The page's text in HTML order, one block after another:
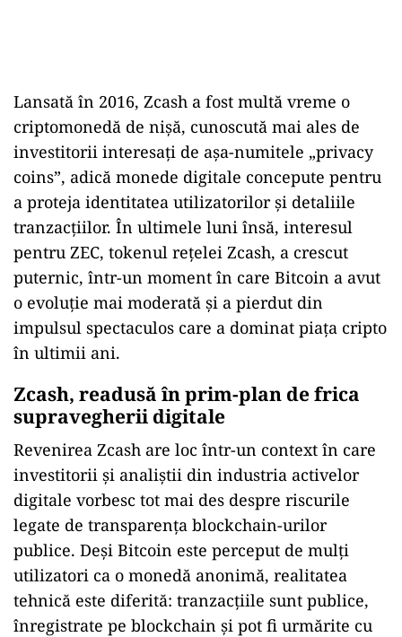
Lansată în 2016, Zcash a fost multă vreme o
criptomonedă de nișă, cunoscută mai ales de
investitorii interesați de așa-numitele „privacy
coins”, adică monede digitale concepute pentru
a proteja identitatea utilizatorilor și detaliile
tranzacțiilor. În ultimele luni însă, interesul
pentru ZEC, tokenul rețelei Zcash, a crescut
puternic, într-un moment în care Bitcoin a avut
o evoluție mai moderată și a pierdut din
impulsul spectaculos care a dominat piața cripto
în ultimii ani.
Zcash, readusă în prim-plan de frica
supravegherii digitale
Revenirea Zcash are loc într-un context în care
investitorii și analiștii din industria activelor
digitale vorbesc tot mai des despre riscurile
legate de transparența blockchain-urilor
publice. Deși Bitcoin este perceput de mulți
utilizatori ca o monedă anonimă, realitatea
tehnică este diferită: tranzacțiile sunt publice,
înregistrate pe blockchain și pot fi urmărite cu